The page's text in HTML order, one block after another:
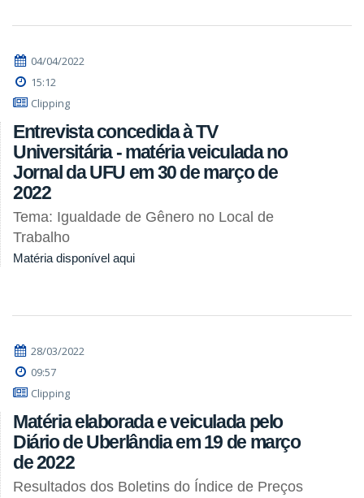
04/04/2022
15:12
Clipping
Entrevista concedida à TV
Universitária - matéria veiculada no
Jornal da UFU em 30 de março de
2022
Tema: Igualdade de Gênero no Local de
Trabalho
Matéria disponível aqui
28/03/2022
09:57
Clipping
Matéria elaborada e veiculada pelo
Diário de Uberlândia em 19 de março
de 2022
Resultados dos Boletins do Índice de Preços